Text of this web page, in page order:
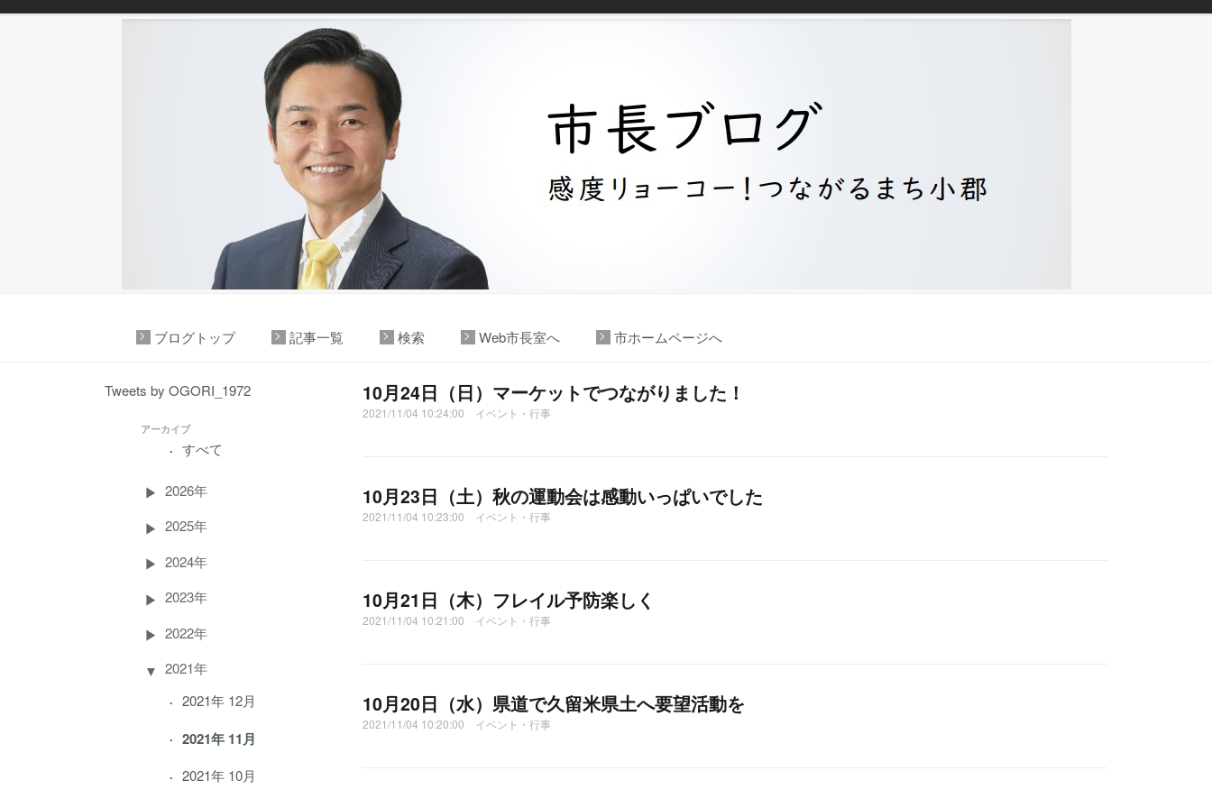
ブログトップ 記事一覧 検索 Web市長室へ 市ホームページへ
Tweets by OGORI_1972
アーカイブ
すべて
2026年
2025年
2024年
2023年
2022年
2021年
2021年 12月
2021年 11月
2021年 10月
10月24日（日）マーケットでつながりました！
2021/11/04 10:24:00 イベント・行事
10月23日（土）秋の運動会は感動いっぱいでした
2021/11/04 10:23:00 イベント・行事
10月21日（木）フレイル予防楽しく
2021/11/04 10:21:00 イベント・行事
10月20日（水）県道で久留米県土へ要望活動を
2021/11/04 10:20:00 イベント・行事